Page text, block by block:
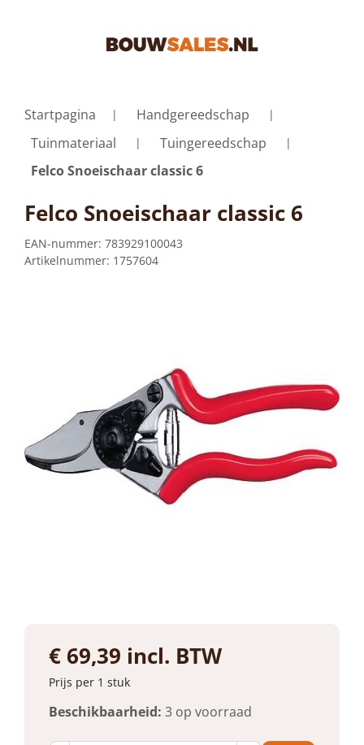
Startpagina
Handgereedschap
Tuinmateriaal
Tuingereedschap
Felco Snoeischaar classic 6
Felco Snoeischaar classic 6
EAN-nummer: 783929100043
Artikelnummer: 1757604
€ 69,39 incl. BTW
Prijs per 1 stuk
Beschikbaarheid: 3 op voorraad